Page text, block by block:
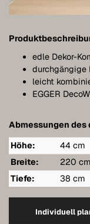
edle Dekor-
durchgängige
leicht
EGGER
Abmessungen
Höhe:
44 cm
Breite:
220 cm
Tiefe:
38 cm
Individuell
Meubles de
Étagères
Dressings
Étagères
Buffets
Armoires
Qualité de